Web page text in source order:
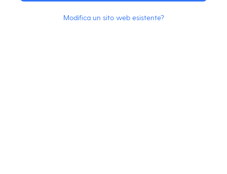
Modifica un sito web esistente?